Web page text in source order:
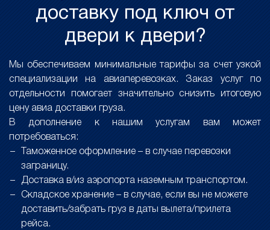
доставку под ключ от
двери к двери?
Мы обеспечиваем минимальные тарифы за счет узкой
специализации на авиаперевозках. Заказ услуг по
отдельности помогает значительно снизить итоговую
цену авиа доставки груза.
В дополнение к нашим услугам вам может
потребоваться:
Таможенное оформление – в случае перевозки
заграницу.
Доставка в/из аэропорта наземным транспортом.
Складское хранение – в случае, если вы не можете
доставить/забрать груз в даты вылета/прилета
рейса.